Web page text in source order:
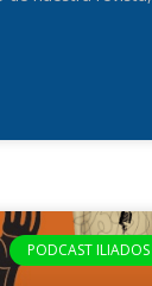
PODCAST ILIADOS